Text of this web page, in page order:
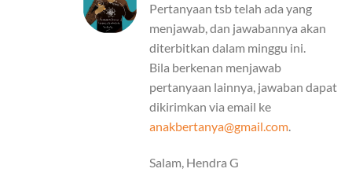
Pertanyaan tsb telah ada yang
menjawab, dan jawabannya akan
diterbitkan dalam minggu ini.
Bila berkenan menjawab
pertanyaan lainnya, jawaban dapat
dikirimkan via email ke
anakbertanya@gmail.com.
Salam, Hendra G